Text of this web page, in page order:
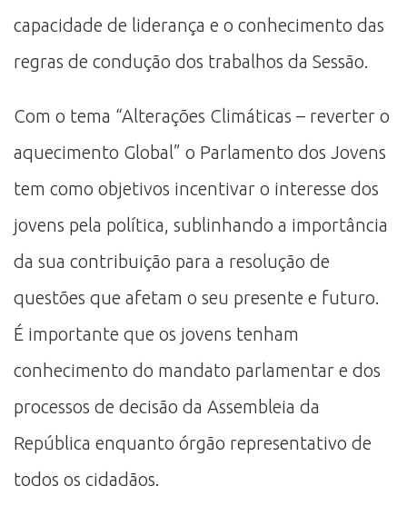
capacidade de liderança e o conhecimento das
regras de condução dos trabalhos da Sessão.
Com o tema “Alterações Climáticas – reverter o
aquecimento Global” o Parlamento dos Jovens
tem como objetivos incentivar o interesse dos
jovens pela política, sublinhando a importância
da sua contribuição para a resolução de
questões que afetam o seu presente e futuro.
É importante que os jovens tenham
conhecimento do mandato parlamentar e dos
processos de decisão da Assembleia da
República enquanto órgão representativo de
todos os cidadãos.